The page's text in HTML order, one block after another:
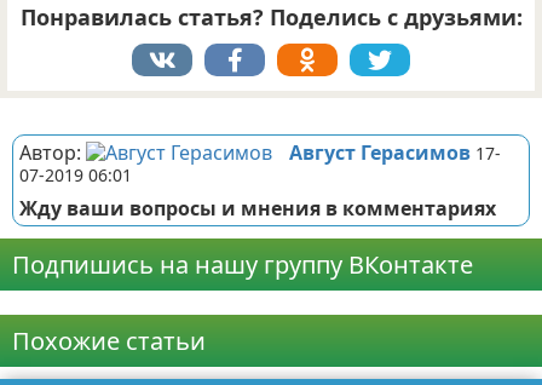
Понравилась статья? Поделись с друзьями:
Автор: Август Герасимов 17-
07-2019 06:01
Жду ваши вопросы и мнения в комментариях
Подпишись на нашу группу ВКонтакте
Похожие статьи